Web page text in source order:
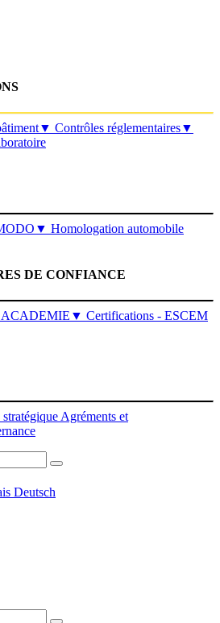
▼ Contrôles réglementaires▼
▼ Homologation automobile
DE CONFIANCE
ACADEMIE ▼ Certifications - ESCEM
Agréments et
Deutsch